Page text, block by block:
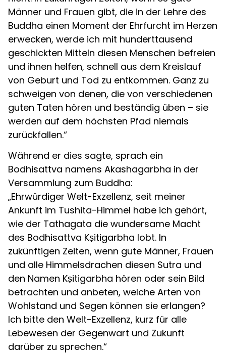
Männer und Frauen gibt, die in der Lehre des
Buddha einen Moment der Ehrfurcht im Herzen
erwecken, werde ich mit hunderttausend
geschickten Mitteln diesen Menschen befreien
und ihnen helfen, schnell aus dem Kreislauf
von Geburt und Tod zu entkommen. Ganz zu
schweigen von denen, die von verschiedenen
guten Taten hören und beständig üben – sie
werden auf dem höchsten Pfad niemals
zurückfallen.“
Während er dies sagte, sprach ein
Bodhisattva namens Akashagarbha in der
Versammlung zum Buddha:
„Ehrwürdiger Welt-Exzellenz, seit meiner
Ankunft im Tushita-Himmel habe ich gehört,
wie der Tathagata die wundersame Macht
des Bodhisattva Kṣitigarbha lobt. In
zukünftigen Zeiten, wenn gute Männer, Frauen
und alle Himmelsdrachen diesen Sutra und
den Namen Kṣitigarbha hören oder sein Bild
betrachten und anbeten, welche Arten von
Wohlstand und Segen können sie erlangen?
Ich bitte den Welt-Exzellenz, kurz für alle
Lebewesen der Gegenwart und Zukunft
darüber zu sprechen.“